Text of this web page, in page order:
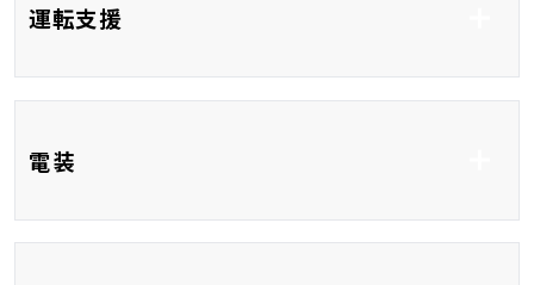
コーナーセンサー
運転支援
電装